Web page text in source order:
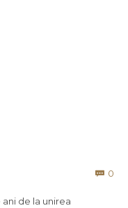
 0
ani de la unirea